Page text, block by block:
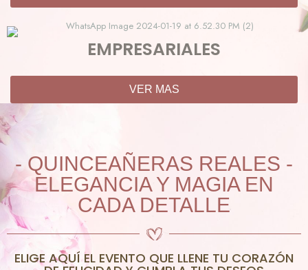
EMPRESARIALES
VER MAS
- QUINCEAÑERAS REALES -
ELEGANCIA Y MAGIA EN
CADA DETALLE
ELIGE AQUÍ EL EVENTO QUE LLENE TU CORAZÓN